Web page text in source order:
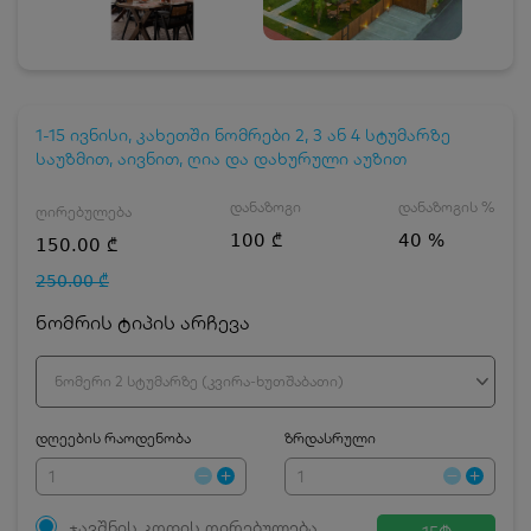
1-15 ივნისი, კახეთში ნომრები 2, 3 ან 4 სტუმარზე
საუზმით, აივნით, ღია და დახურული აუზით
ღირებულება
150.00 ₾
250.00 ₾
დანაზოგი
100 ₾
დანაზოგის %
40 %
ნომრის ტიპის არჩევა
ნომერი 2 სტუმარზე (კვირა-ხუთშაბათი)
დღეების რაოდენობა ზრდასრული